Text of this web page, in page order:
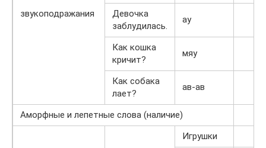
звукоподражания
Девочка
заблудилась.
ау
Как кошка
кричит?
мяу
Как собака
лает?
ав-ав
Аморфные и лепетные слова (наличие)
Игрушки